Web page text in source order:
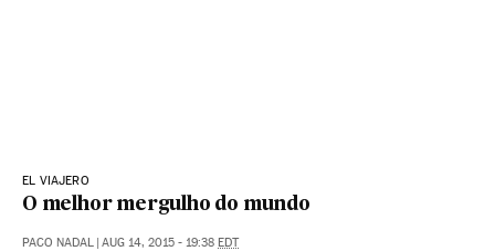
EL VIAJERO
O melhor mergulho do mundo
PACO NADAL | AUG 14, 2015 - 19:38 EDT